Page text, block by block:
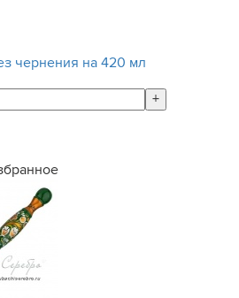
чернения на 420 мл
+